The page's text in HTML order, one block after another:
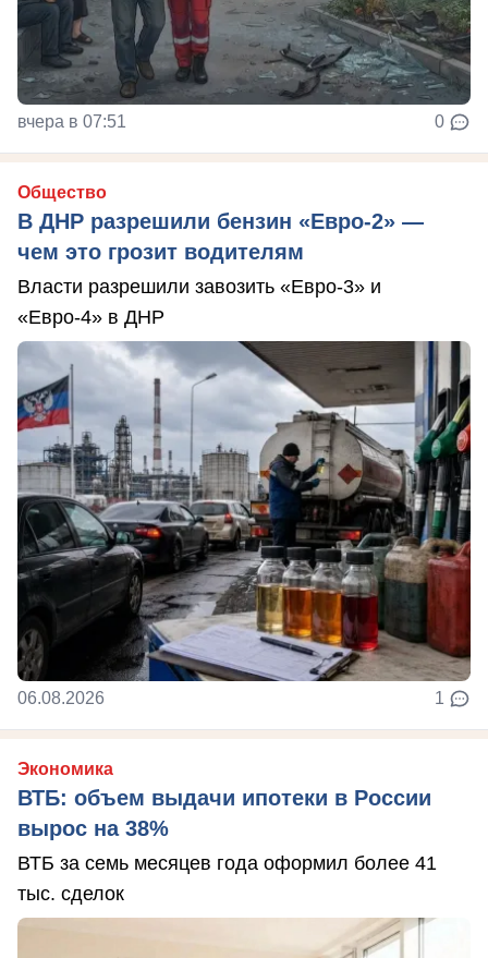
вчера в 07:51 0
Общество
В ДНР разрешили бензин «Евро-2» —
чем это грозит водителям
Власти разрешили завозить «Евро-3» и
«Евро-4» в ДНР
06.08.2026 1
Экономика
ВТБ: объем выдачи ипотеки в России
вырос на 38%
ВТБ за семь месяцев года оформил более 41
тыс. сделок